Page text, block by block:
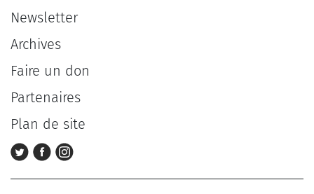
Newsletter
Archives
Faire un don
Partenaires
Plan de site